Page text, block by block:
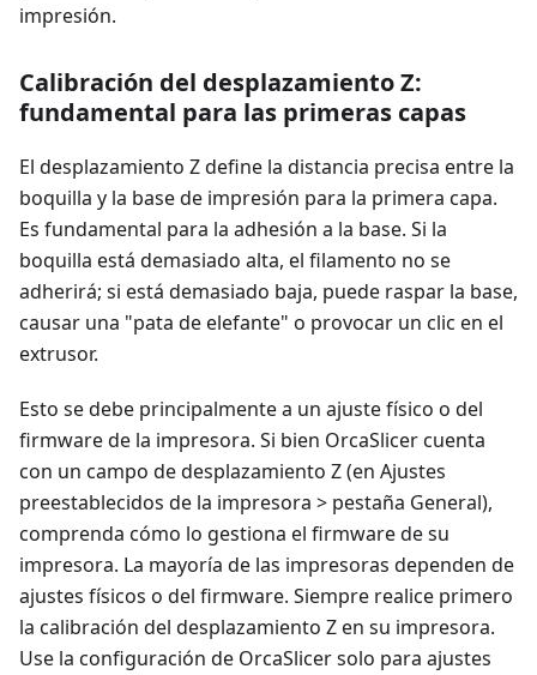
impresión.
Calibración del desplazamiento Z:
fundamental para las primeras capas
El desplazamiento Z define la distancia precisa entre la
boquilla y la base de impresión para la primera capa.
Es fundamental para la adhesión a la base. Si la
boquilla está demasiado alta, el filamento no se
adherirá; si está demasiado baja, puede raspar la base,
causar una "pata de elefante" o provocar un clic en el
extrusor.
Esto se debe principalmente a un ajuste físico o del
firmware de la impresora. Si bien OrcaSlicer cuenta
con un campo de desplazamiento Z (en Ajustes
preestablecidos de la impresora > pestaña General),
comprenda cómo lo gestiona el firmware de su
impresora. La mayoría de las impresoras dependen de
ajustes físicos o del firmware. Siempre realice primero
la calibración del desplazamiento Z en su impresora.
Use la configuración de OrcaSlicer solo para ajustes